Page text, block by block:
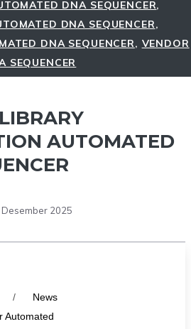
DNA SEQUENCER,
DNA SEQUENCER,
DNA SEQUENCER, VENDOR
SEQUENCER
AUTOMATED
Desember 2025
/
News
Automated